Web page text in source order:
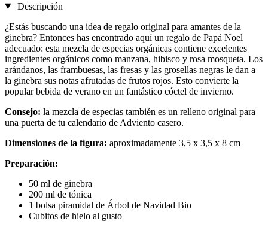
Descripción
¿Estás buscando una idea de regalo original para amantes de la
ginebra? Entonces has encontrado aquí un regalo de Papá Noel
adecuado: esta mezcla de especias orgánicas contiene excelentes
ingredientes orgánicos como manzana, hibisco y rosa mosqueta. Los
arándanos, las frambuesas, las fresas y las grosellas negras le dan a
la ginebra sus notas afrutadas de frutos rojos. Esto convierte la
popular bebida de verano en un fantástico cóctel de invierno.
Consejo: la mezcla de especias también es un relleno original para
una puerta de tu calendario de Adviento casero.
Dimensiones de la figura: aproximadamente 3,5 x 3,5 x 8 cm
Preparación:
50 ml de ginebra
200 ml de tónica
1 bolsa piramidal de Árbol de Navidad Bio
Cubitos de hielo al gusto